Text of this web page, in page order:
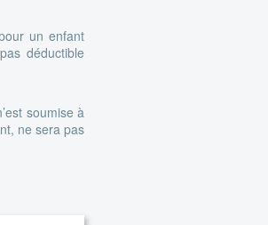
un enfant
déductible
soumise à
ne sera pas